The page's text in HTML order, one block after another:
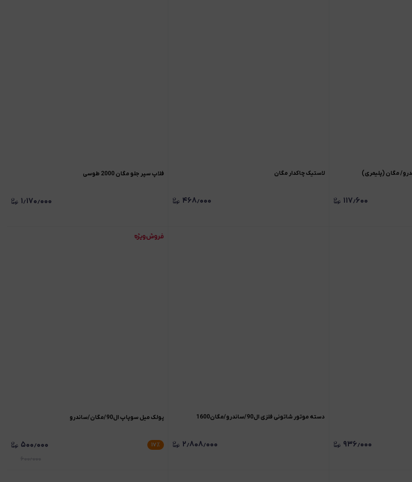
۱۱۷٫۶۰۰
لاستیک چاکدار مگان
۴۶۸٫۰۰۰
فلاپ سپر جلو مگان 2000 طوسی
۱٫۱۷۰٫۰۰۰
۹۳۶٫۰۰۰
دسته موتور شاتونی فلزی ال90/ساندرو/مگان1600
۲٫۸۰۸٫۰۰۰
پولک میل سوپاپ ال90/مگان/ساندرو
۱۷٪ ۵۰۰٫۰۰۰